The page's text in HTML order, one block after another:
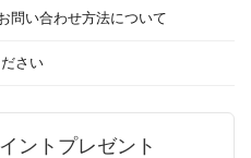
問い合わせ方法について
さい
ントプレゼント